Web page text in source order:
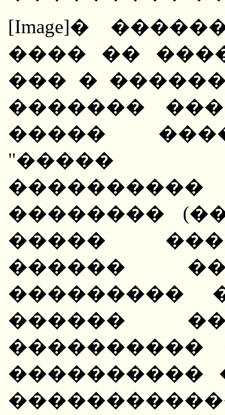
[Image]�
���� ��
��� �
�������
�����
"�����
����������
��������
�����
������
���������
������
����������
����������